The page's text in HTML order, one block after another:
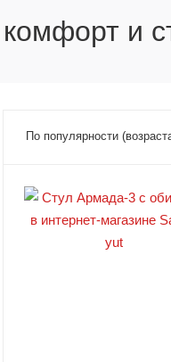
и
По популярности